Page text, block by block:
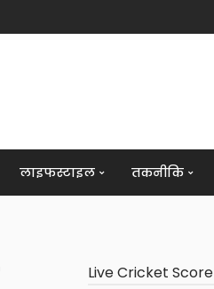
लाइफस्टाइल तकनीकि
Live Cricket Score